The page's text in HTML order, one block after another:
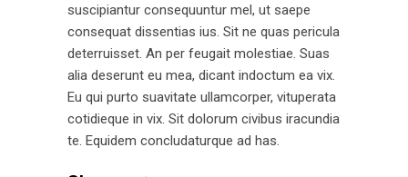
suscipiantur consequuntur mel, ut saepe
consequat dissentias ius. Sit ne quas pericula
deterruisset. An per feugait molestiae. Suas
alia deserunt eu mea, dicant indoctum ea vix.
Eu qui purto suavitate ullamcorper, vituperata
cotidieque in vix. Sit dolorum civibus iracundia
te. Equidem concludaturque ad has.